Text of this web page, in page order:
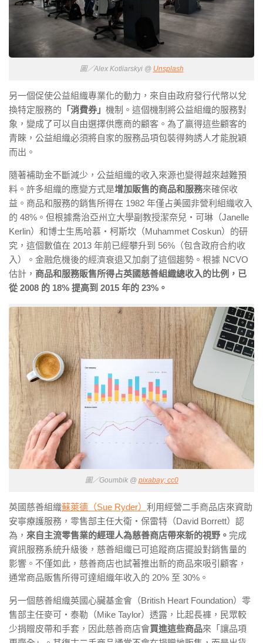
圖／Alex Kotliarskyi @ Unsplash
另一個促使公益組織專業化的動力，來自由政府發行代幣以兌
換特定服務的 「消費券」 機制。這個機制將公益組織的服務對
象，變成了可以自由選擇供應商的顧客。為了贏得這些顧客的
青睞，公益組織必須將自家的服務品項包裝得夠誘人才能脫穎
而出。
隨著補助金不斷減少，公益組織的收入來源也變得越來越難預
料。許多組織的應變方式是增加販售的商品和服務來確保收
益。商品和服務的銷售所得在 1982 年僅占美國非營利組織收入
的 48%。但根據喬治亞州立大學副教授潔奈兒・可琳（Janelle
Kerlin）和博士生馬哈慕・柯斯坎（Muhammet Coskun）的研
究，這個數值在 2013 年前已經攀升到 56%（包含政府合約收
入）。金融危機後的經濟衰退又加劇了這個趨勢。根據 NCVO
估計， 商品和服務販售所得占英國慈善組織總收入的比例，已
從 2008 的 18% 提高到 2015 年的 23%。
圖／Goumbik @ pixabay; cc0
英國慈善組織蘇萊德（Sue Ryder） 利用經營二手商品店來資助
安寧療護服務，零售部主任大衛・保雷特（David Borrett）認
為， 來自主流零售業的經理人為慈善商店帶來新的視野。 完成
資訊服務系統升級後，慈善組織已可追蹤商店擺設對銷售量的
影響。不僅如此，慈善商店也試著推出新的商品來吸引顧客，
通常商品販售所得可達組織年收入的 20% 至 30%。
另一個慈善組織英國心臟基金會（British Heart Foundation）零
售部主任麥可・泰勒（Mike Taylor）透露，比起長褲，民眾較
少捐贈皮帶和手套，因此慈善商店會買進這些商品來「讓品項